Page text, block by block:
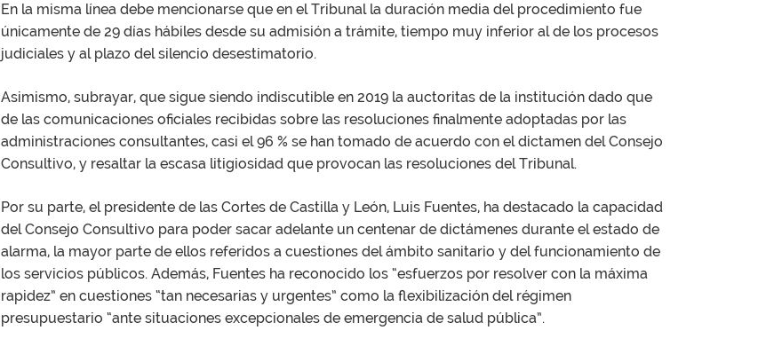
En la misma línea debe mencionarse que en el Tribunal la duración media del procedimiento fue
únicamente de 29 días hábiles desde su admisión a trámite, tiempo muy inferior al de los procesos
judiciales y al plazo del silencio desestimatorio.
Asimismo, subrayar, que sigue siendo indiscutible en 2019 la auctoritas de la institución dado que
de las comunicaciones oficiales recibidas sobre las resoluciones finalmente adoptadas por las
administraciones consultantes, casi el 96 % se han tomado de acuerdo con el dictamen del Consejo
Consultivo, y resaltar la escasa litigiosidad que provocan las resoluciones del Tribunal.
Por su parte, el presidente de las Cortes de Castilla y León, Luis Fuentes, ha destacado la capacidad
del Consejo Consultivo para poder sacar adelante un centenar de dictámenes durante el estado de
alarma, la mayor parte de ellos referidos a cuestiones del ámbito sanitario y del funcionamiento de
los servicios públicos. Además, Fuentes ha reconocido los “esfuerzos por resolver con la máxima
rapidez” en cuestiones “tan necesarias y urgentes” como la flexibilización del régimen
presupuestario “ante situaciones excepcionales de emergencia de salud pública”.